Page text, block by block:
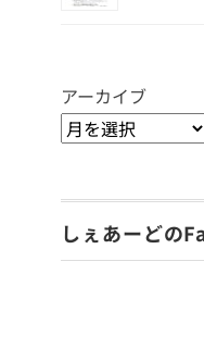
アーカイブ
しぇあーどの